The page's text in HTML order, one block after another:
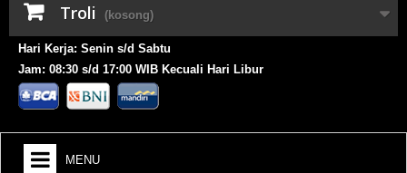
Troli (kosong)
Hari Kerja: Senin s/d Sabtu
Jam: 08:30 s/d 17:00 WIB Kecuali Hari Libur
MENU